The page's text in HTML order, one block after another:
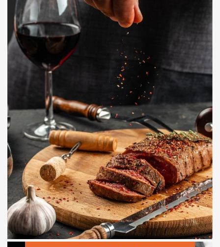
Menu Viande
Menu 1 – Terre de Savoie
Entrée : Œuf parfait, crème de cèpes, chips de lard
Plat : Suprême de volaille rôti, purée de panais, carottes et jus
corsé
Dessert : Tarte fine aux pommes caramélisées, chantilly
vanille maison
Menu 2 – Saveurs d’Automne
Entrée : Terrine de gibier, chutney de coing
Plat : Suprême de volaille farci aux girolles, écrasé de
pommes de terre a la fève tonka
Dessert : Mousse au chocolat et poivre Timut